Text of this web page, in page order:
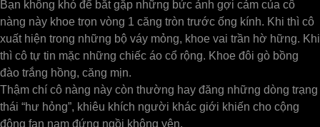
Bạn không khó để bắt gặp những bức ảnh gợi cảm của cô
nàng này khoe trọn vòng 1 căng tròn trước ống kính. Khi thì cô
xuất hiện trong những bộ váy mỏng, khoe vai trần hờ hững. Khi
thì cô tự tin mặc những chiếc áo cổ rộng. Khoe đôi gò bồng
đào trắng hồng, căng mịn.
Thậm chí cô nàng này còn thường hay đăng những dòng trạng
thái “hư hỏng”, khiêu khích người khác giới khiến cho cộng
động fan nam đứng ngồi không yên.